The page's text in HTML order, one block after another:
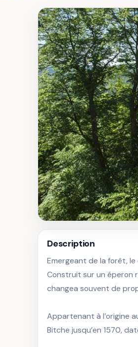
Description
Emergeant de la forêt,
Construit sur un éperon
changea souvent de
Appartenant à l’origine
Bitche jusqu’en 1570,